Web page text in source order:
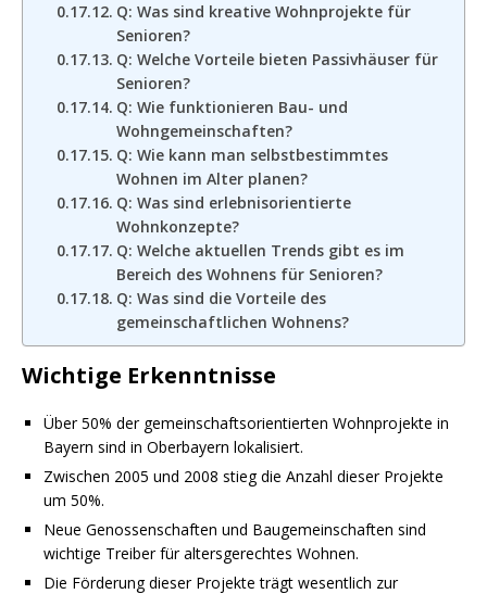
Q: Was sind kreative Wohnprojekte für
Senioren?
Q: Welche Vorteile bieten Passivhäuser für
Senioren?
Q: Wie funktionieren Bau- und
Wohngemeinschaften?
Q: Wie kann man selbstbestimmtes
Wohnen im Alter planen?
Q: Was sind erlebnisorientierte
Wohnkonzepte?
Q: Welche aktuellen Trends gibt es im
Bereich des Wohnens für Senioren?
Q: Was sind die Vorteile des
gemeinschaftlichen Wohnens?
Wichtige Erkenntnisse
Über 50% der gemeinschaftsorientierten Wohnprojekte in
Bayern sind in Oberbayern lokalisiert.
Zwischen 2005 und 2008 stieg die Anzahl dieser Projekte
um 50%.
Neue Genossenschaften und Baugemeinschaften sind
wichtige Treiber für altersgerechtes Wohnen.
Die Förderung dieser Projekte trägt wesentlich zur